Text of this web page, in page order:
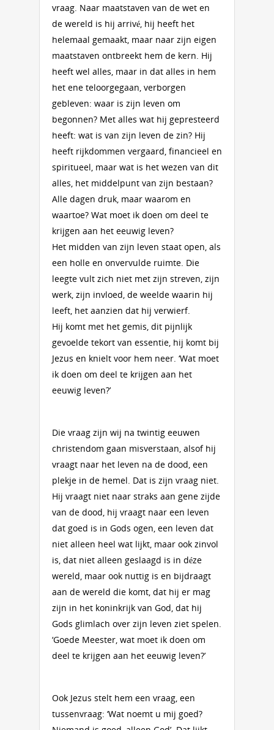
vraag. Naar maatstaven van de wet en
de wereld is hij arrivé, hij heeft het
helemaal gemaakt, maar naar zijn eigen
maatstaven ontbreekt hem de kern. Hij
heeft wel alles, maar in dat alles in hem
het ene teloorgegaan, verborgen
gebleven: waar is zijn leven om
begonnen? Met alles wat hij gepresteerd
heeft: wat is van zijn leven de zin? Hij
heeft rijkdommen vergaard, financieel en
spiritueel, maar wat is het wezen van dit
alles, het middelpunt van zijn bestaan?
Alle dagen druk, maar waarom en
waartoe? Wat moet ik doen om deel te
krijgen aan het eeuwig leven?
Het midden van zijn leven staat open, als
een holle en onvervulde ruimte. Die
leegte vult zich niet met zijn streven, zijn
werk, zijn invloed, de weelde waarin hij
leeft, het aanzien dat hij verwierf.
Hij komt met het gemis, dit pijnlijk
gevoelde tekort van essentie, hij komt bij
Jezus en knielt voor hem neer. ‘Wat moet
ik doen om deel te krijgen aan het
eeuwig leven?’
Die vraag zijn wij na twintig eeuwen
christendom gaan misverstaan, alsof hij
vraagt naar het leven na de dood, een
plekje in de hemel. Dat is zijn vraag niet.
Hij vraagt niet naar straks aan gene zijde
van de dood, hij vraagt naar een leven
dat goed is in Gods ogen, een leven dat
niet alleen heel wat lijkt, maar ook zinvol
is, dat niet alleen geslaagd is in déze
wereld, maar ook nuttig is en bijdraagt
aan de wereld die komt, dat hij er mag
zijn in het koninkrijk van God, dat hij
Gods glimlach over zijn leven ziet spelen.
‘Goede Meester, wat moet ik doen om
deel te krijgen aan het eeuwig leven?’
Ook Jezus stelt hem een vraag, een
tussenvraag: ‘Wat noemt u mij goed?